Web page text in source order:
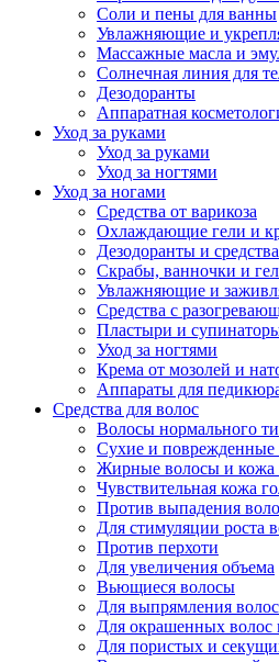
Соли и пены для ванны
Увлажняющие и
Массажные масла и
Солнечная линия для
Дезодоранты
Аппаратная
Уход за руками
Уход за руками
Уход за ногтями
Уход за ногами
Средства от варикоза
Охлаждающие гели и
Дезодоранты и
Скрабы, ванночки и
Увлажняющие и
Средства с
Пластыри и
Уход за ногтями
Крема от мозолей и
Аппараты для
Средства для волос
Волосы нормального
Сухие и поврежденные
Жирные волосы и кожа
Чувствительная кожа
Против выпадения
Для стимуляции роста
Против перхоти
Для увеличения объема
Вьющиеся волосы
Для выпрямления волос
Для окрашенных волос
Для пористых и